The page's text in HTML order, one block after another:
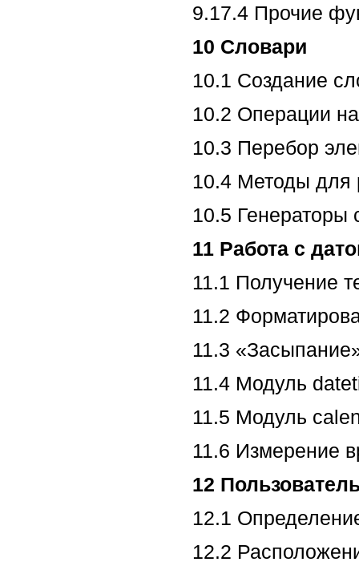
9.17.4 Прочие
10 Словари
10.1 Создание
10.2 Операции
10.3 Перебор
10.4 Методы для
10.5 Генераторы
11 Работа с
11.1 Получение
11.2
11.3
11.4 Модуль
11.5 Модуль
11.6 Измерение
12
12.1
12.2